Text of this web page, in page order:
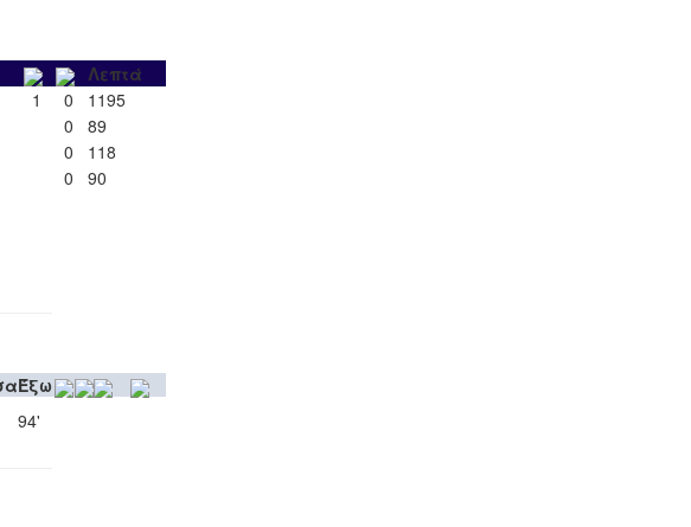
Λεπτά
1 0
1195
0
89
0
118
0 90
Έξω
94'